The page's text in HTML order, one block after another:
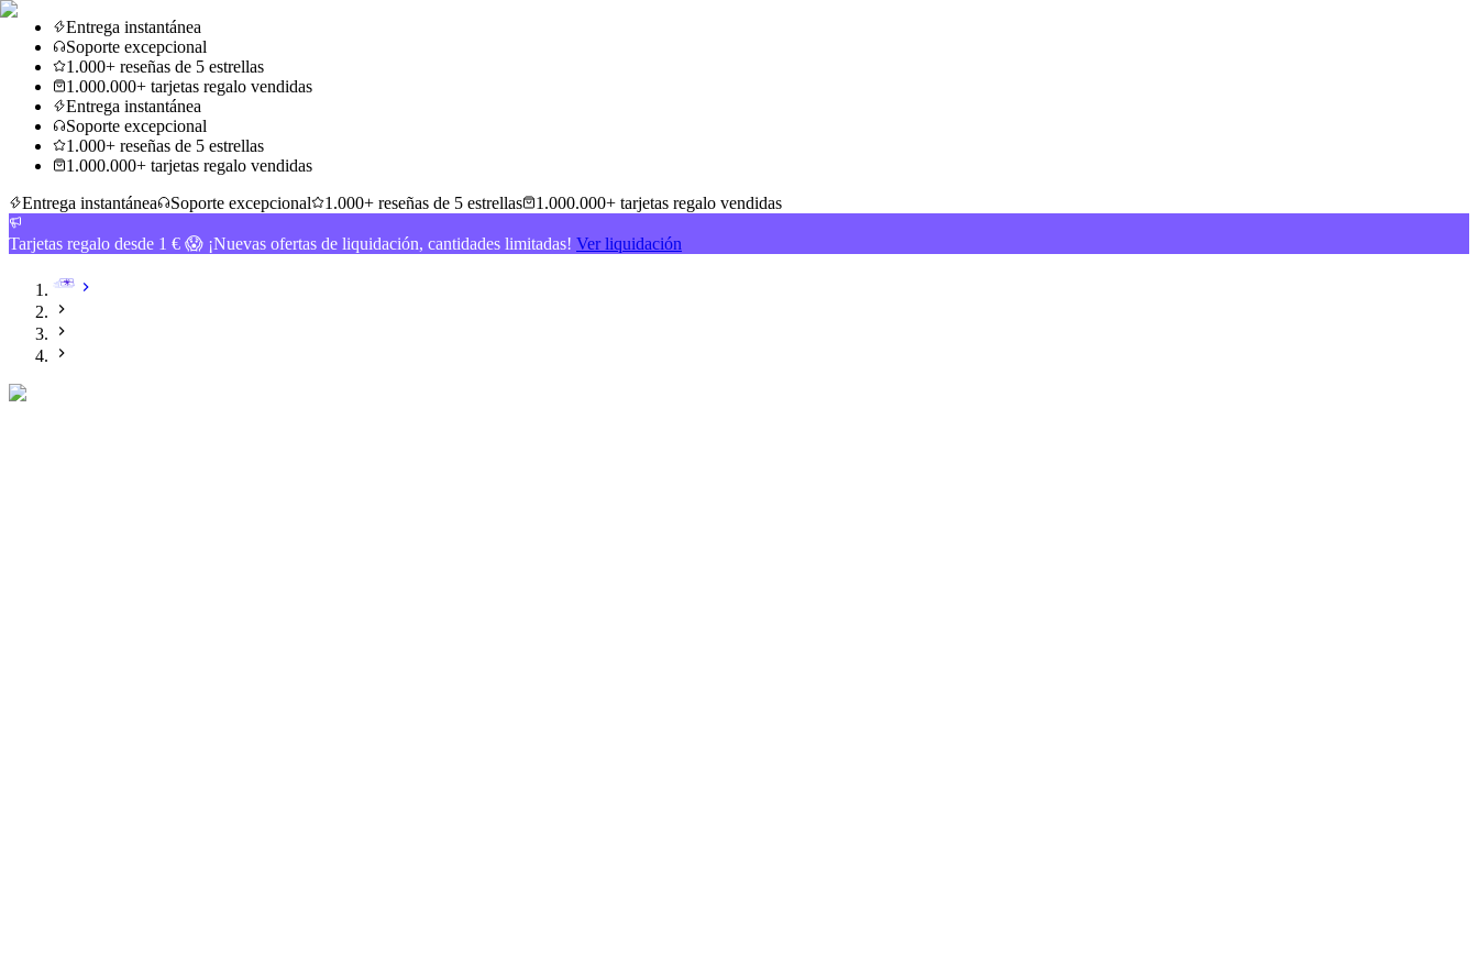
Entrega instantánea
Soporte excepcional
1.000+ reseñas de 5 estrellas
1.000.000+ tarjetas regalo vendidas
Entrega instantánea
Soporte excepcional
1.000+ reseñas de 5 estrellas
1.000.000+ tarjetas regalo vendidas
Entrega instantánea
Soporte excepcional 1.000+ reseñas de 5 estrellas 1.000.000+ tarjetas regalo vendidas
Tarjetas regalo desde 1 € 😱 ¡Nuevas ofertas de liquidación, cantidades limitadas! Ver liquidación